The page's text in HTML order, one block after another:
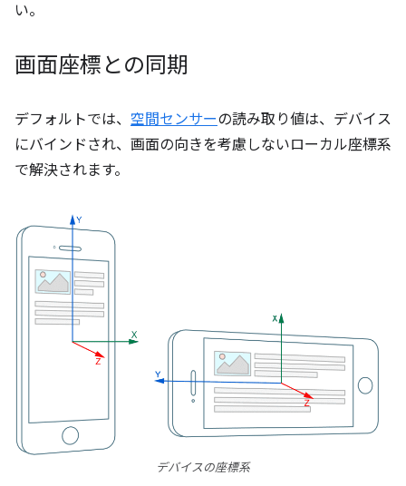
い。
画面座標との同期
デフォルトでは、 空間センサーの読み取り値は、デバイス
にバインドされ、画面の向きを考慮しないローカル座標系
で解決されます。
デバイスの座標系